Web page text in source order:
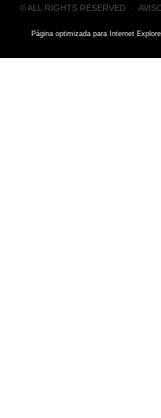
© ALL RIGHTS RESERVED ·
Página optimizada para Internet